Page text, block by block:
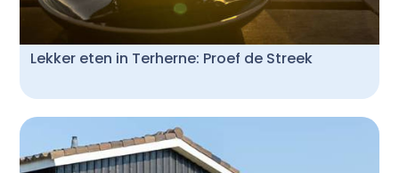
Lekker eten in Terherne: Proef de Streek